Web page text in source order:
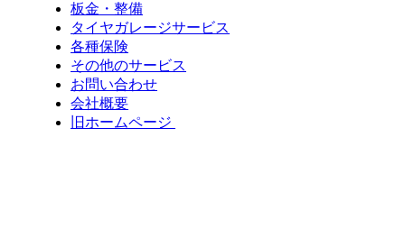
板金・整備
タイヤガレージサービス
各種保険
その他のサービス
お問い合わせ
会社概要
旧ホームページ